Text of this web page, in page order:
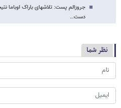
جروزالم پست: تلاشهای باراک اوباما
دست…
نظر شما